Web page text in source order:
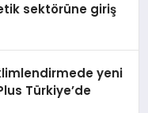
sektörüne giriş
yeni
Türkiye’de